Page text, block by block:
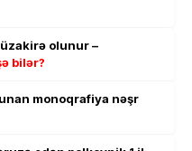
olunur –
bilər?
monoqrafiya nəşr